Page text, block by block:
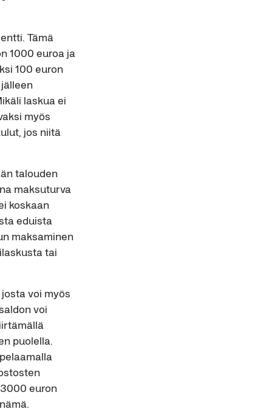
Tämä
1000 euroa ja
100 euron
laskua ei
myös
jos niitä
talouden
maksuturva
koskaan
eduista
maksaminen
tai
voi myös
voi
puolella.
euron